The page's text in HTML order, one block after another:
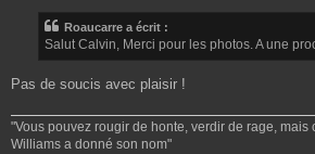
Roaucarre a écrit :
Salut Calvin, Merci pour les photos. A une
Pas de soucis avec plaisir !
"Vous pouvez rougir de honte, verdir de rage, mais
Williams a donné son nom"